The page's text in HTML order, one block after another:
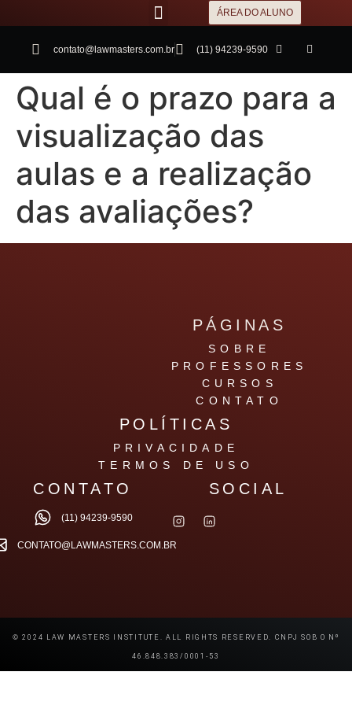
ÁREA DO ALUNO
contato@lawmasters.com.br (11) 94239-9590
Qual é o prazo para a
visualização das
aulas e a realização
das avaliações?
PÁGINAS
SOBRE
PROFESSORES
CURSOS
CONTATO
POLÍTICAS
PRIVACIDADE
TERMOS DE USO
CONTATO
(11) 94239-9590
CONTATO@LAWMASTERS.COM.BR
SOCIAL
© 2024 LAW MASTERS INSTITUTE. ALL RIGHTS RESERVED. CNPJ SOB O Nº
46.848.383/0001-53